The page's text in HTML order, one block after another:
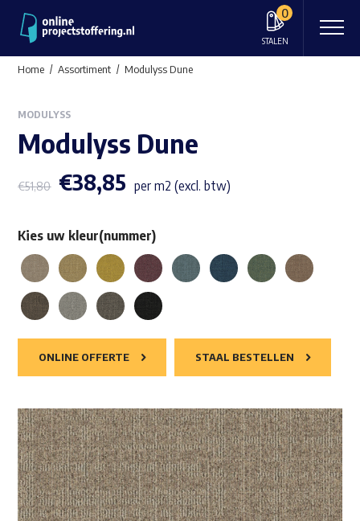
0
STALEN
Home Assortiment Modulyss Dune
MODULYSS
Modulyss Dune
€51,80 €38,85 per m2 (excl. btw)
Kies uw kleur(nummer)
ONLINE OFFERTE STAAL BESTELLEN